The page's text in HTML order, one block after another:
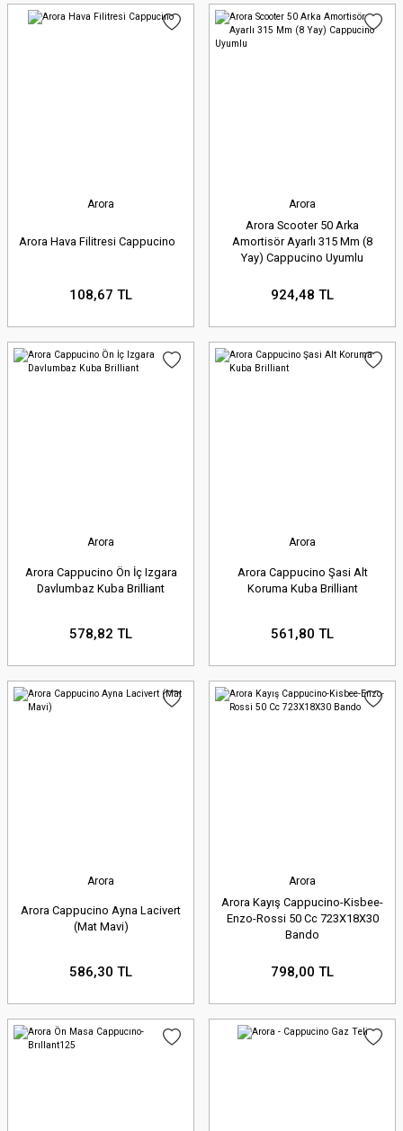
krank milleri, supaplar, contalar,
debriyaj setleri, şanzıman dişlileri
burada.
Fren Sistemi
Bileşenleri:
Güvenliğiniz için kritik
öneme sahip fren balataları, fren
diskleri, fren hidrolik hortumları,
Sistemleri: Aküler, bujiler, marş
motorları, konjektörler, farlar,
sinyaller ve stop lambaları.
Motosikletinizin elektrik sisteminin
sorunsuz çalışmasını ve gece
burçları, tekerlek rulmanları ve
lastikler. Yola sağlam basmanız ve
sürüş konforunuz için vazgeçilmez
bileşenler.
Arora
Arora Hava Filitresi Cappucino
108,67 TL
Arora
Arora Scooter 50 Arka
Amortisör Ayarlı 315 Mm (8
Yay) Cappucino Uyumlu
924,48 TL
Arora
Arora Cappucino Ön İç Izgara
Davlumbaz Kuba Brilliant
578,82 TL
Arora
Arora Cappucino Şasi Alt
Koruma Kuba Brilliant
561,80 TL
Arora
Arora Cappucino Ayna Lacivert
(Mat Mavi)
586,30 TL
Arora
Arora Kayış Cappucino-Kisbee-
Enzo-Rossi 50 Cc 723X18X30
Bando
798,00 TL